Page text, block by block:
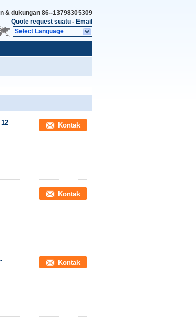
& dukungan 86--13798305309
Quote request suatu - Email
Select Language
Kontak
Kontak
Kontak